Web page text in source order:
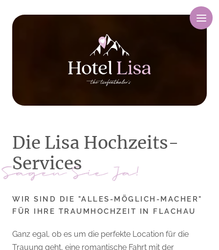
M
e
Die Lisa Hochzeits-
Services
WIR SIND DIE "ALLES-MÖGLICH-MACHER"
FÜR IHRE TRAUMHOCHZEIT IN FLACHAU
Ganz egal, ob es um die perfekte Location für die
Trauung geht, eine romantische Fahrt mit der